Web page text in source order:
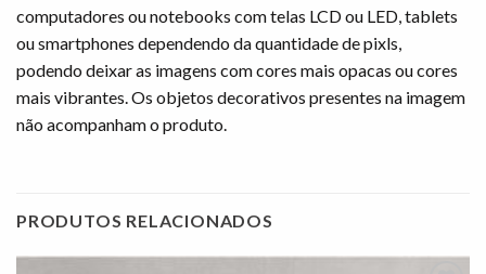
computadores ou notebooks com telas LCD ou LED, tablets
ou smartphones dependendo da quantidade de pixls,
podendo deixar as imagens com cores mais opacas ou cores
mais vibrantes. Os objetos decorativos presentes na imagem
não acompanham o produto.
PRODUTOS RELACIONADOS